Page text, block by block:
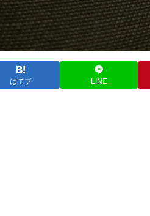
はてブ LINE